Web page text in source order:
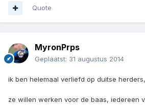
Quote
MyronPrps
Geplaatst: 31 augustus 2014
ik ben helemaal verliefd op duitse
ze willen werken voor de baas, iedereen